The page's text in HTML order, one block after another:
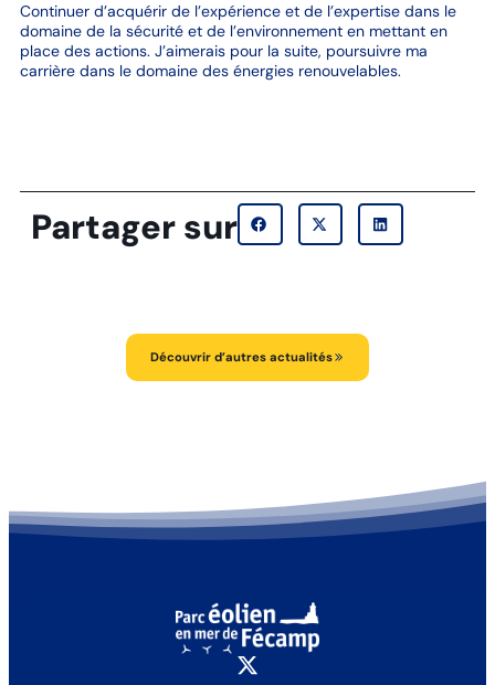
Continuer d’acquérir de l’expérience et de l’expertise dans le
domaine de la sécurité et de l’environnement en mettant en
place des actions. J’aimerais pour la suite, poursuivre ma
carrière dans le domaine des énergies renouvelables.
Partager sur
Découvrir d’autres actualités